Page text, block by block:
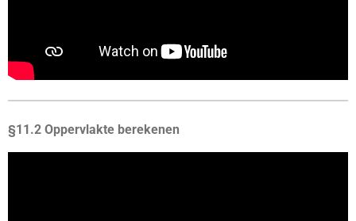
§11.2 Oppervlakte berekenen